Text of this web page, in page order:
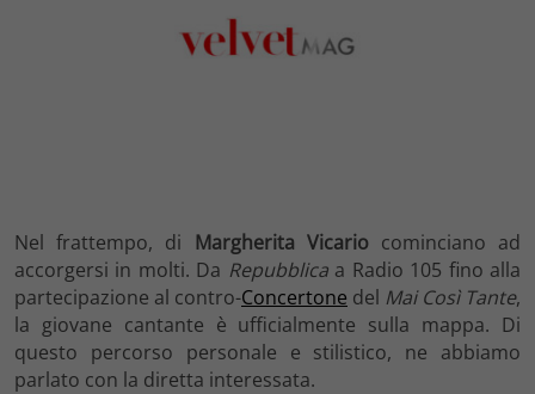
Nel frattempo, di Margherita Vicariocominciano ad
accorgersi in molti. Da Repubblicaa Radio 105 fino alla
partecipazione al contro-Concertone del Mai Così Tante,
la giovane cantante è ufficialmente sulla mappa. Di
questo percorso personale e stilistico, ne abbiamo
parlato con la diretta interessata.